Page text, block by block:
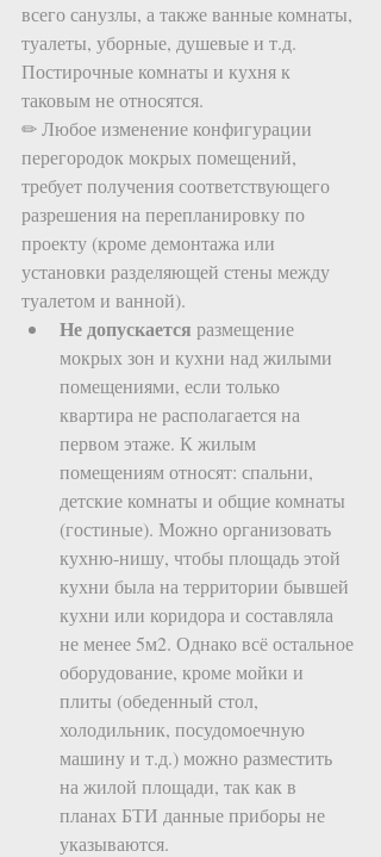
всего санузлы, а также ванные комнаты,
туалеты, уборные, душевые и т.д.
Постирочные комнаты и кухня к
таковым не относятся.
✏ Любое изменение конфигурации
перегородок мокрых помещений,
требует получения соответствующего
разрешения на перепланировку по
проекту (кроме демонтажа или
установки разделяющей стены между
туалетом и ванной).
Не допускается размещение
мокрых зон и кухни над жилыми
помещениями, если только
квартира не располагается на
первом этаже. К жилым
помещениям относят: спальни,
детские комнаты и общие комнаты
(гостиные). Можно организовать
кухню-нишу, чтобы площадь этой
кухни была на территории бывшей
кухни или коридора и составляла
не менее 5м2. Однако всё остальное
оборудование, кроме мойки и
плиты (обеденный стол,
холодильник, посудомоечную
машину и т.д.) можно разместить
на жилой площади, так как в
планах БТИ данные приборы не
указываются.